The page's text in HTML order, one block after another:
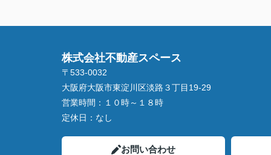
株式会社不動産スペース
〒533-0032
大阪府大阪市東淀川区淡路３丁目19-29
営業時間： １０時～１８時
定休日： なし
お問い合わせ